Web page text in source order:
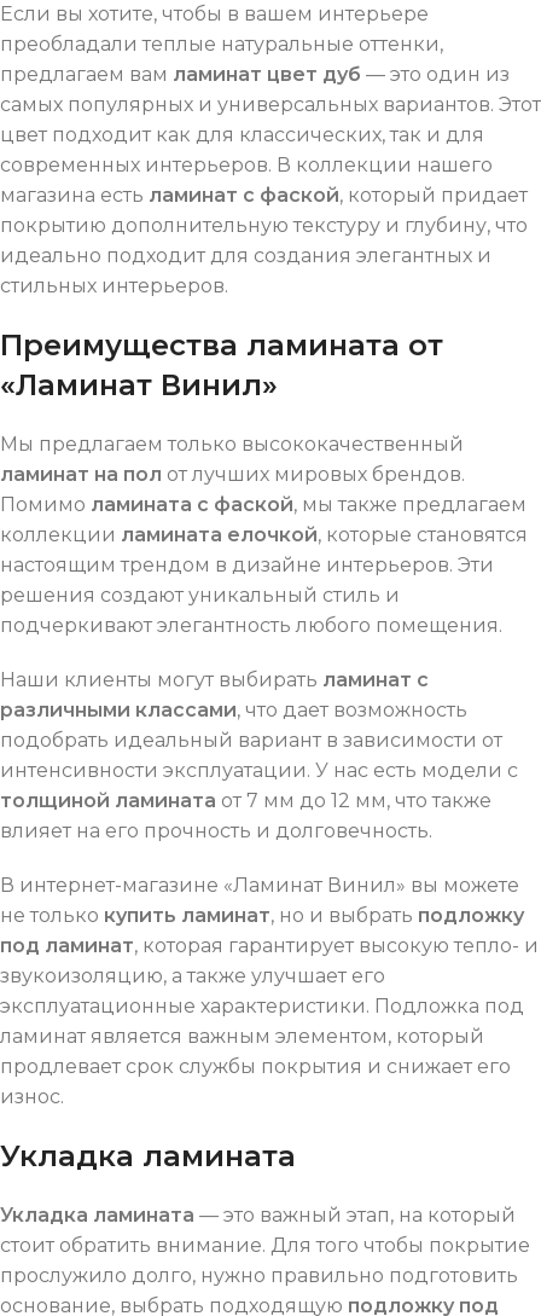
Если вы хотите, чтобы в вашем интерьере
преобладали теплые натуральные оттенки,
предлагаем вам ламинат цвет дуб — это один из
самых популярных и универсальных вариантов. Этот
цвет подходит как для классических, так и для
современных интерьеров. В коллекции нашего
магазина есть ламинат с фаской, который придает
покрытию дополнительную текстуру и глубину, что
идеально подходит для создания элегантных и
стильных интерьеров.
Преимущества ламината от
«Ламинат Винил»
Мы предлагаем только высококачественный
ламинат на пол от лучших мировых брендов.
Помимо ламината с фаской, мы также предлагаем
коллекции ламината елочкой, которые становятся
настоящим трендом в дизайне интерьеров. Эти
решения создают уникальный стиль и
подчеркивают элегантность любого помещения.
Наши клиенты могут выбирать ламинат с
различными классами, что дает возможность
подобрать идеальный вариант в зависимости от
интенсивности эксплуатации. У нас есть модели с
толщиной ламината от 7 мм до 12 мм, что также
влияет на его прочность и долговечность.
В интернет-магазине «Ламинат Винил» вы можете
не только купить ламинат, но и выбрать подложку
под ламинат, которая гарантирует высокую тепло- и
звукоизоляцию, а также улучшает его
эксплуатационные характеристики. Подложка под
ламинат является важным элементом, который
продлевает срок службы покрытия и снижает его
износ.
Укладка ламината
Укладка ламината — это важный этап, на который
стоит обратить внимание. Для того чтобы покрытие
прослужило долго, нужно правильно подготовить
основание, выбрать подходящую подложку под